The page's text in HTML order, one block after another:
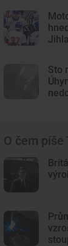
Sto
O čem